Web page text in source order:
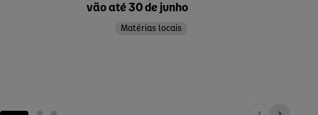
vão até 30 de junho
Matérias locais